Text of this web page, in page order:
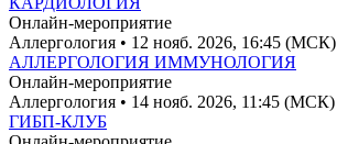
Онлайн-мероприятие
Аллергология • 12 нояб. 2026, 16:45 (МСК)
АЛЛЕРГОЛОГИЯ ИММУНОЛОГИЯ
Онлайн-мероприятие
Аллергология • 14 нояб. 2026, 11:45 (МСК)
ГИБП-КЛУБ